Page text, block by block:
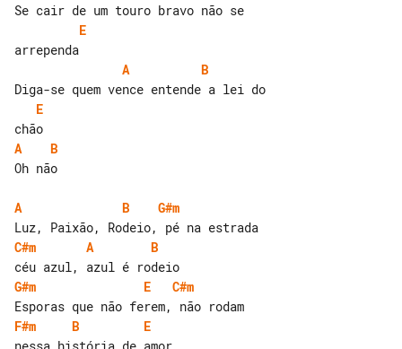
E
A
B
E
A
B
Oh não
A B
G#m
C#m
A
B
G#m
E
C#m
F#m
B
E